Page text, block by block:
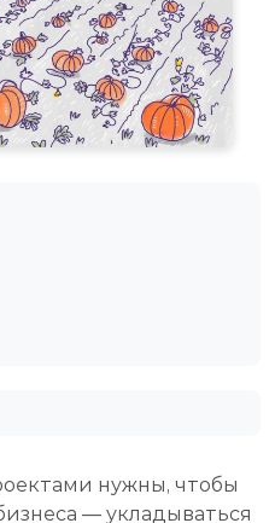
нужны, чтобы
— укладываться